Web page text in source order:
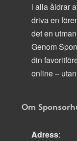
i alla åldrar
driva en
det en
Genom
din
online –
Om
Adress: